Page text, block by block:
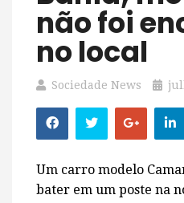
não foi
no local
Sociedade News
Um carro modelo
bater em um poste na